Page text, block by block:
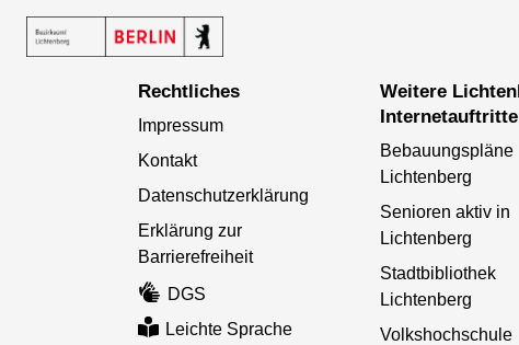
Rechtliches
Impressum
Kontakt
Datenschutzerklärung
Erklärung zur
Barrierefreiheit
DGS
Leichte Sprache
Weitere Lichtenberger
Internetauftritte
Bebauungspläne
Lichtenberg
Senioren aktiv in
Lichtenberg
Stadtbibliothek
Lichtenberg
Volkshochschule